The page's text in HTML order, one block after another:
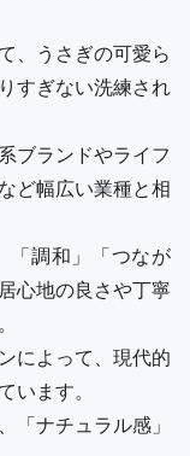
、うさぎの可愛ら
すぎない洗練され
ブランドやライフ
ど幅広い業種と相
「調和」「つなが
心地の良さや丁寧
によって、現代的
います。
「ナチュラル感」